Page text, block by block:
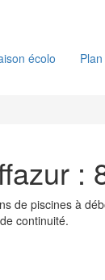
écolo
:
de piscines à
continuité.